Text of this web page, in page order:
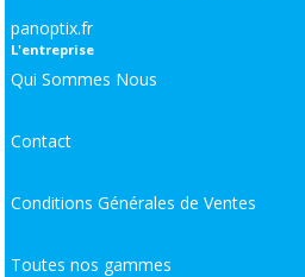
panoptix.fr
L'entreprise
Qui Sommes Nous
Contact
Conditions Générales de Ventes
Toutes nos gammes